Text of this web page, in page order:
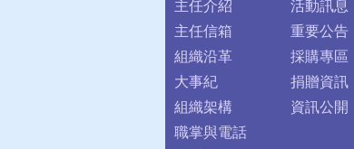
主任介紹
主任信箱
組織沿革
大事紀
組織架構
職掌與電話
活動訊息
重要公告
採購專區
捐贈資訊
資訊公開